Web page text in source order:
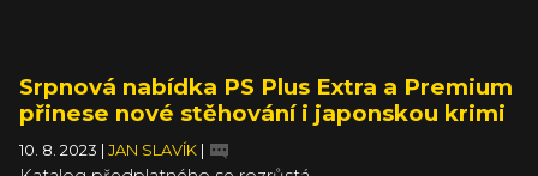
Srpnová nabídka PS Plus Extra a Premium
přinese nové stěhování i japonskou krimi
10. 8. 2023 JAN SLAVÍK